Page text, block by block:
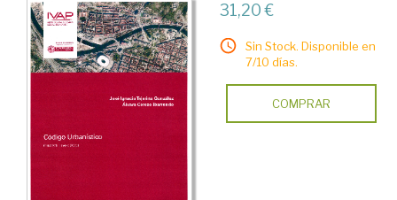
31,20 €
Sin Stock. Disponible en
7/10 días.
COMPRAR